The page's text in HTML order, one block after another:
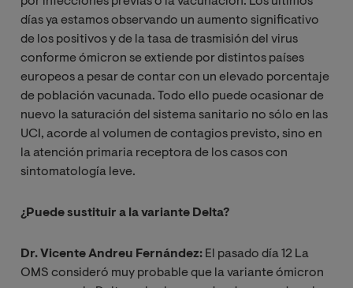
días ya estamos observando un aumento significativo
de los positivos y de la tasa de trasmisión del virus
conforme ómicron se extiende por distintos países
europeos a pesar de contar con un elevado porcentaje
de población vacunada. Todo ello puede ocasionar de
nuevo la saturación del sistema sanitario no sólo en las
UCI, acorde al volumen de contagios previsto, sino en
la atención primaria receptora de los casos con
sintomatología leve.
¿Puede sustituir a la variante Delta?
Dr. Vicente Andreu Fernández: El pasado día 12 La
OMS consideró muy probable que la variante ómicron